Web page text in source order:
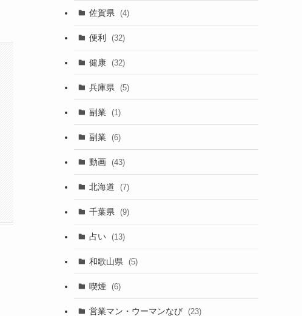
佐賀県 (4)
便利 (32)
健康 (32)
兵庫県 (5)
副業 (1)
副業 (6)
動画 (43)
北海道 (7)
千葉県 (9)
占い (13)
和歌山県 (5)
喫煙 (6)
営業マン・ウーマンなび (23)